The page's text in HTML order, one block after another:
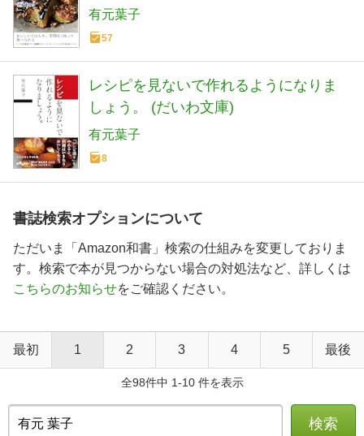
(単行本)
有元葉子
57
レシピを見ないで作れるようになりま
しょう。 (だいわ文庫)
有元葉子
8
書誌検索オプションについて
ただいま「Amazon和書」検索の仕組みを変更しておりま
す。検索で本が見つからない場合の対処法など、詳しくは
こちらのお知らせをご確認ください。
最初 1 2 3 4 5 最後
全98件中 1-10 件を表示
検索